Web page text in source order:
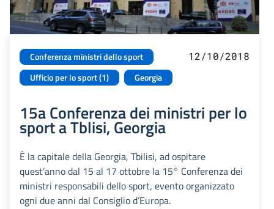
Conferenza ministri dello sport
Ufficio per lo sport (1)
Georgia
12/10/2018
15a Conferenza dei ministri per lo
sport a Tblisi, Georgia
È la capitale della Georgia, Tbilisi, ad ospitare
quest’anno dal 15 al 17 ottobre la 15° Conferenza dei
ministri responsabili dello sport, evento organizzato
ogni due anni dal Consiglio d’Europa.